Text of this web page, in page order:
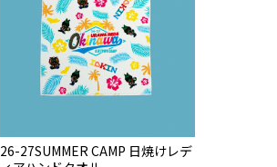
NEW
完売
26-27SUMMER CAMP 日焼けレデ